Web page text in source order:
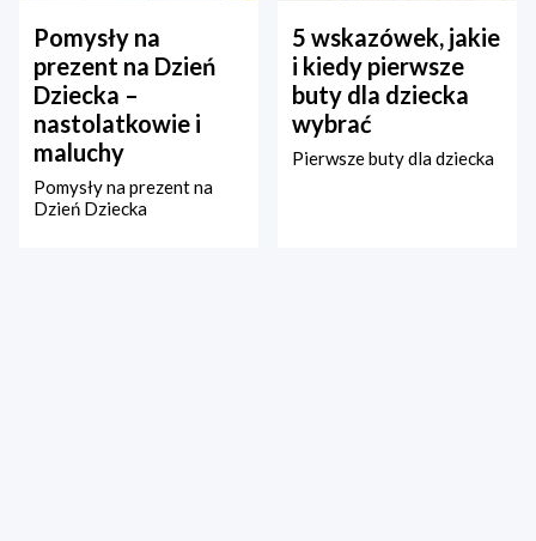
Pomysły na
prezent na Dzień
Dziecka –
nastolatkowie i
maluchy
Pomysły na prezent na
Dzień Dziecka
5 wskazówek, jakie
i kiedy pierwsze
buty dla dziecka
wybrać
Pierwsze buty dla dziecka